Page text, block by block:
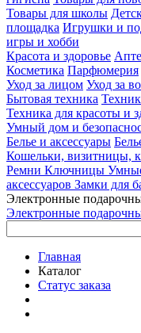
Товары для школы
площадка Игрушки и
игры и хобби
Красота и здоровье
Косметика Парфюмерия
Уход за лицом Уход за
Бытовая техника
Техника для красоты и
Умный дом и
Белье и аксессуары
Кошельки, визитницы,
Ремни Ключницы
аксессуаров Замки для
Электронные
Электронные
Главная
Каталог
Статус заказа